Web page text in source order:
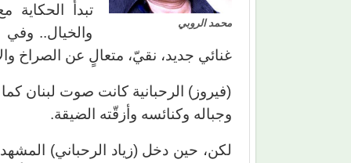
محمد الروبي
تبدأ
والخيال..
غنائي جديد، نقيّ، متعالٍ عن الصراخ
(فيروز) الرحبانية كانت صوت لبنان
وجباله وكنائسه وأزقّته الضيقة.
لكن، حين دخل (زياد الرحباني)